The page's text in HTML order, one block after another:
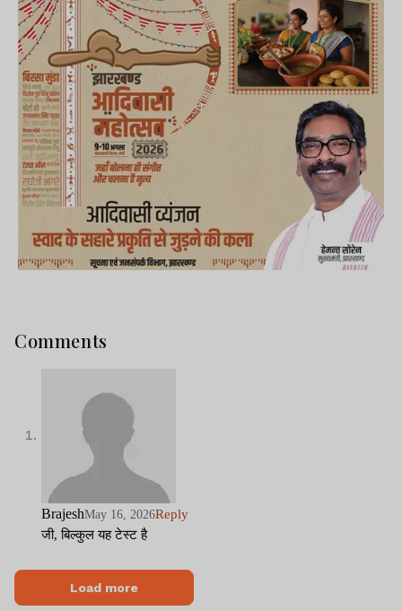
electronic media surrendered in front of the ruling
party. In those hard times, News wing published
many series of stories pointing out the corruption
in government and police atrocities. At that time,
the main media houses in Jharkhand didn’t even
dare to write anything opposing the government.
Comments
BrajeshMay 16, 2026Reply
जी, बिल्कुल यह टेस्ट है
Load more